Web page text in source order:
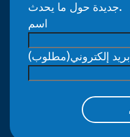
جديدة حول ما يحدث.
اسم
بريد إلكتروني(مطلوب)